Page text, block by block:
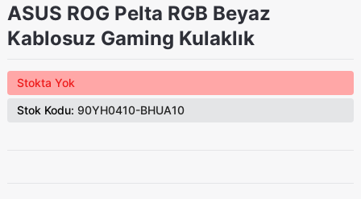
ASUS ROG Pelta RGB Beyaz
Kablosuz Gaming Kulaklık
Stokta Yok
Stok Kodu: 90YH0410-BHUA10